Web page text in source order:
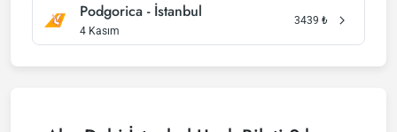
Podgorica - İstanbul
4 Kasım
3439 ₺